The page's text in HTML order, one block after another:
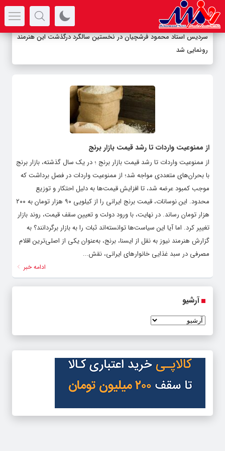
سردیس استاد محمود فرشچیان در نخستین سالگرد درگذشت این هنرمند
رونمایی شد
از ممنوعیت واردات تا رشد قیمت بازار برنج
از ممنوعیت واردات تا رشد قیمت بازار برنج ؛ در یک سال گذشته، بازار برنج
با بحران‌های متعددی مواجه شد؛ از ممنوعیت واردات در فصل برداشت که
موجب کمبود عرضه شد، تا افزایش قیمت‌ها به دلیل احتکار و توزیع
محدود. این نوسانات، قیمت برنج ایرانی را از کیلویی ۹۰ هزار تومان به ۲۰۰
هزار تومان رساند. در نهایت، با ورود دولت و تعیین سقف قیمت، روند بازار
تغییر کرد. اما آیا این سیاست‌ها توانسته‌اند ثبات را به بازار برگردانند؟ به
گزارش هنرمند نیوز به نقل از ایسنا، برنج، به‌عنوان یکی از اصلی‌ترین اقلام
مصرفی در سبد غذایی خانوارهای ایرانی، نقش...
ادامه خبر
آرشیو